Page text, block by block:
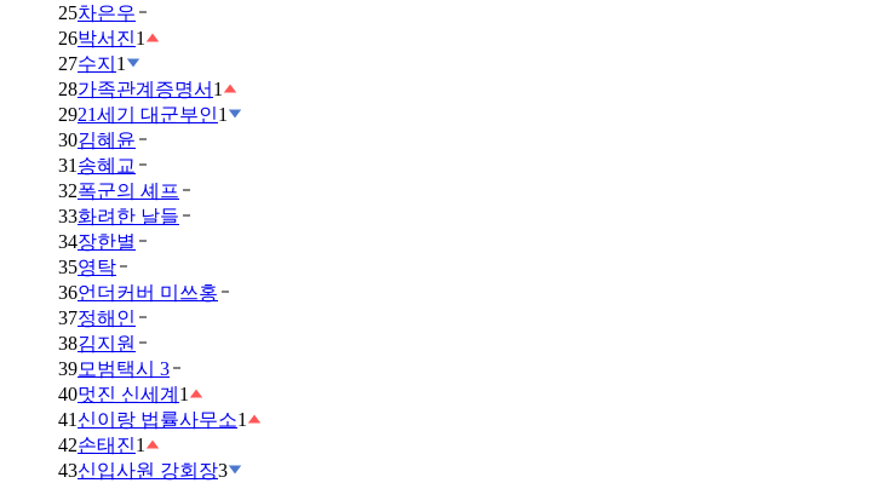
25차은우
26박서진1
27수지 1
28가족관계증명서 1
2921세기 대군부인1
30김혜윤
31 송혜교
32폭군의 셰프
33화려한 날들
34장한별
35영탁
36언더커버 미쓰홍
37정해인
38김지원
39모범택시 3
40멋진 신세계 1
41 신이랑 법률사무소1
42손태진1
43신입사원 강회장3